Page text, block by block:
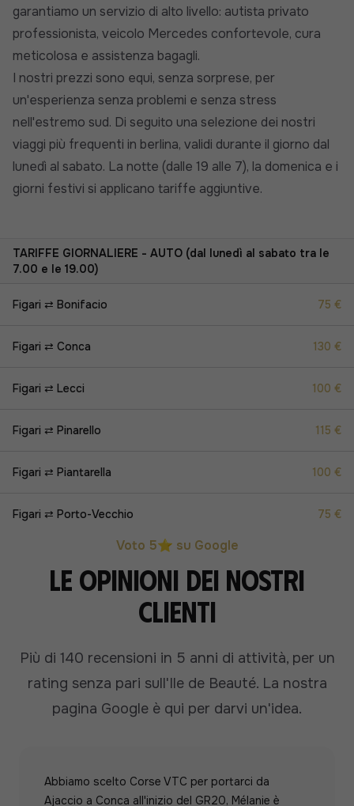
garantiamo un servizio di alto livello: autista privato
professionista, veicolo Mercedes confortevole, cura
meticolosa e assistenza bagagli.
I nostri prezzi sono equi, senza sorprese, per
un'esperienza senza problemi e senza stress
nell'estremo sud. Di seguito una selezione dei nostri
viaggi più frequenti in berlina, validi durante il giorno dal
lunedì al sabato. La notte (dalle 19 alle 7), la domenica e i
giorni festivi si applicano tariffe aggiuntive.
TARIFFE GIORNALIERE - AUTO (dal lunedì al sabato tra le
7.00 e le 19.00)
Figari ⇄ Bonifacio 75 €
Figari ⇄ Conca 130 €
Figari ⇄ Lecci 100 €
Figari ⇄ Pinarello 115 €
Figari ⇄ Piantarella 100 €
Figari ⇄ Porto-Vecchio 75 €
Voto 5⭐ su Google
Le opinioni dei nostri
clienti
Più di 140 recensioni in 5 anni di attività, per un
rating senza pari sull'Ile de Beauté. La nostra
pagina Google è qui per darvi un'idea.
Abbiamo scelto Corse VTC per portarci da
Ajaccio a Conca all'inizio del GR20, Mélanie è